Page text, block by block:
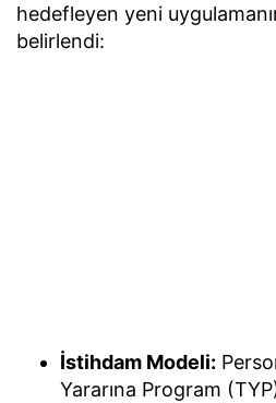
hedefleyen yeni
belirlendi:
İstihdam Modeli:
Yararına Program